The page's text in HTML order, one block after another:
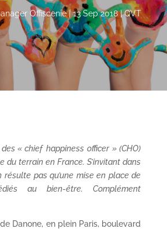
Offiscenie|13 Sep 2018|QVT
des «chief happiness officer» (CHO)
du terrain en France. S’invitant dans
résulte pas qu’une mise en place de
au bien-être. Complément
Danone, en plein Paris, boulevard